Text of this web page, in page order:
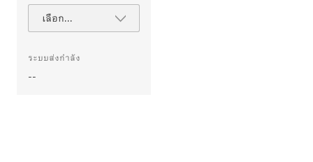
เลือก
เครื่องยนต์
ระบบส่งกำลัง
--